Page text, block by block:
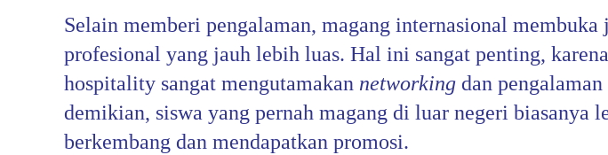
Selain memberi pengalaman, magang internasional membuka
profesional yang jauh lebih luas. Hal ini sangat penting,
hospitality sangat mengutamakan networking dan
demikian, siswa yang pernah magang di luar negeri biasanya
berkembang dan mendapatkan promosi.